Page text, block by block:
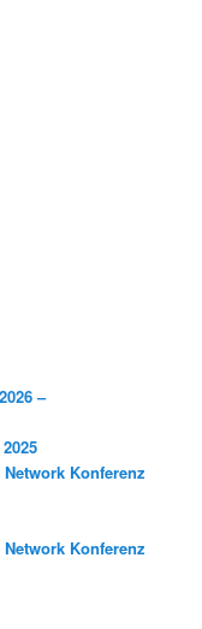
–
Konferenz
Konferenz